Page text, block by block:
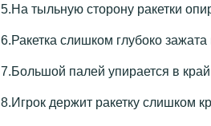
5.На тыльную сторону ракетки
6.Ракетка слишком глубоко зажата
7.Большой палей упирается в
8.Игрок держит ракетку слишком